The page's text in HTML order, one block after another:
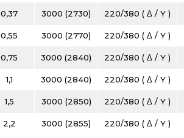
0,37 3000 (2730) 220/380 ( Δ / Y )
0,55 3000 (2770) 220/380 ( Δ / Y )
0,75 3000 (2840) 220/380 ( Δ / Y )
1,1 3000 (2840) 220/380 ( Δ / Y )
1,5 3000 (2850) 220/380 ( Δ / Y )
2,2 3000 (2855) 220/380 ( Δ / Y )